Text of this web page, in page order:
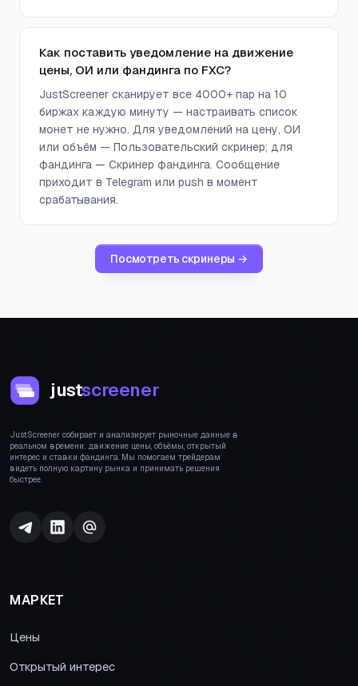
Как поставить уведомление на движение
цены, ОИ или фандинга по FXC?
JustScreener сканирует все 4000+ пар на 10
биржах каждую минуту — настраивать список
монет не нужно. Для уведомлений на цену, ОИ
или объём — Пользовательский скринер; для
фандинга — Скринер фандинга. Сообщение
приходит в Telegram или push в момент
срабатывания.
Посмотреть скринеры →
justscreener
JustScreener собирает и анализирует рыночные данные в
реальном времени: движение цены, объёмы, открытый
интерес и ставки фандинга. Мы помогаем трейдерам
видеть полную картину рынка и принимать решения
быстрее.
МАРКЕТ
Цены
Открытый интерес